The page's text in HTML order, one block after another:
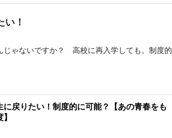
！
じゃないですか？ 高校に再入学しても。制度的
に戻りたい！制度的に可能？【あの青春をも